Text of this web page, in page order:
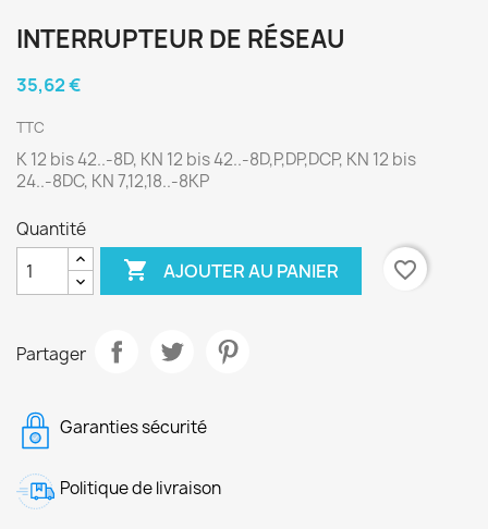
INTERRUPTEUR DE RÉSEAU
35,62 €
TTC
K 12 bis 42..-8D, KN 12 bis 42..-8D,P,DP,DCP, KN 12 bis
24..-8DC, KN 7,12,18..-8KP
Quantité
 AJOUTER AU PANIER favorite_border
Partager
Garanties sécurité
Politique de livraison